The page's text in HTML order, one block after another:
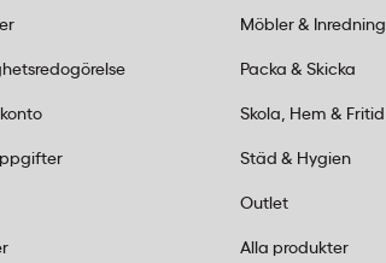
25 butiker
15 eller mejla order@kontorab.se.
Möbler & Inredning
Packa & Skicka
Skola, Hem & Fritid
Städ & Hygien
Outlet
Alla produkter